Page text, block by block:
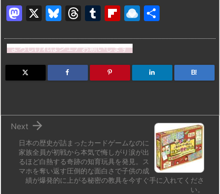
M
st
o
d
X
Bl
e
s
k
T
e
a
d
T
m
bl
r
Fl
b
o
ar
R
n
dr
o
よろしければシェアお願いします
B!
日本の歴史が詰まったカードゲームなのに
家族全員が初戦から本気で悔しがり涙が出
るほど白熱する奇跡の知育玩具を発見。ス
マホを奪い返す圧倒的な面白さで子供の成
績が爆発的に上がる秘密の教具を今すぐ手に入れてくださ
い。

Next